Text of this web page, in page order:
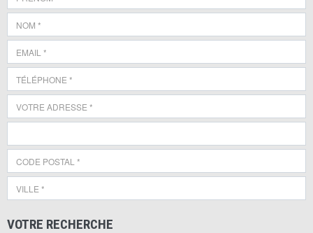
VOTRE RECHERCHE